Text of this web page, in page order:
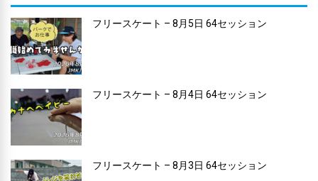
フリースケート – 8月5日 64セッション
フリースケート – 8月4日 64セッション
フリースケート – 8月3日 64セッション